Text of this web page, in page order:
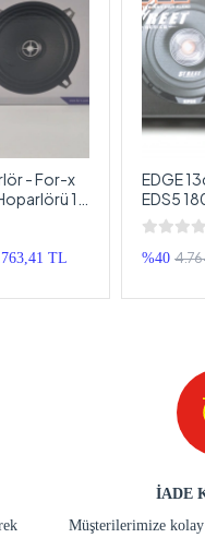
- For-x
13
TL
EDGE
EDS5
Street
%40
İADE
Müşterilerimize